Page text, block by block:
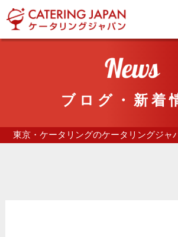
ブログ・新着
東京・ケータリングのケータリングジャ